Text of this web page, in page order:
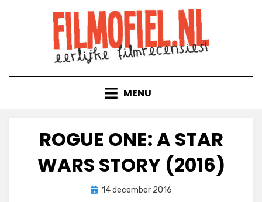
MENU
ROGUE ONE: A STAR
WARS STORY (2016)
doorFilmofiel.nl
Geplaatst
14 december 2016